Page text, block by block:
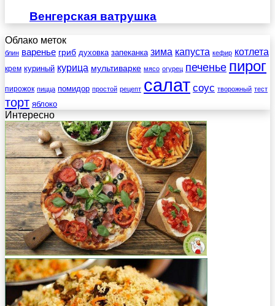
Венгерская ватрушка
Облако меток
блин варенье гриб духовка запеканка зима капуста кефир котлета
крем куриный курица мультиварке мясо огурец печенье пирог
пирожок пицца помидор простой рецепт салат соус творожный тест
торт яблоко
Интересно